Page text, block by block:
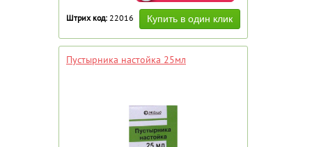
Штрих код: 22016
Пустырника настойка 25мл